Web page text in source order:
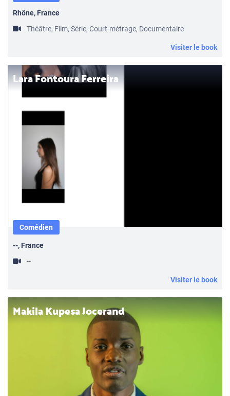
Rhône, France
Théâtre, Film, Série, Court-métrage, Documentaire
Visiter le book
Lara Fontoura Ferreira
Comédien
--, France
--
Visiter le book
Makila Kupesa Jocerand